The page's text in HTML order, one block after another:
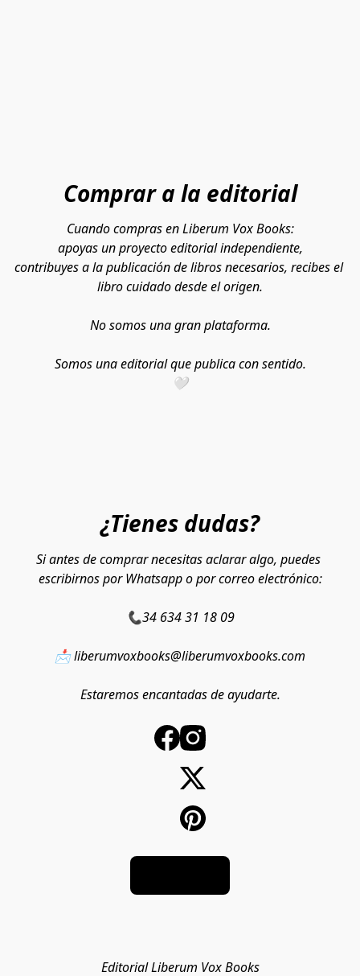
Comprar a la editorial
Cuando compras en Liberum Vox Books:
apoyas un proyecto editorial independiente,
contribuyes a la publicación de libros necesarios, recibes el
libro cuidado desde el origen.
No somos una gran plataforma.
Somos una editorial que publica con sentido.
🤍
¿Tienes dudas?
Si antes de comprar necesitas aclarar algo, puedes
escribirnos por Whatsapp o por correo electrónico:
📞34 634 31 18 09
📩 liberumvoxbooks@liberumvoxbooks.com
Estaremos encantadas de ayudarte.
Editorial Liberum Vox Books